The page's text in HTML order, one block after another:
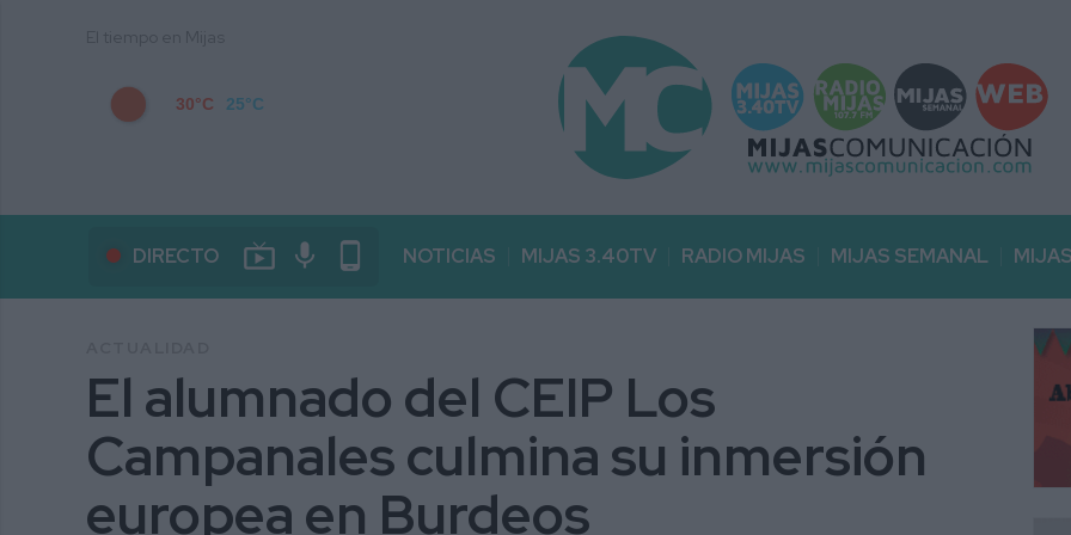
30°C 25°C
DIRECTO live_tv mic phone_android NOTICIAS MIJAS 3.40TV RADIO MIJAS MIJAS SEMANAL
El alumnado del CEIP Los
Campanales culmina su inmersión
europea en Burdeos